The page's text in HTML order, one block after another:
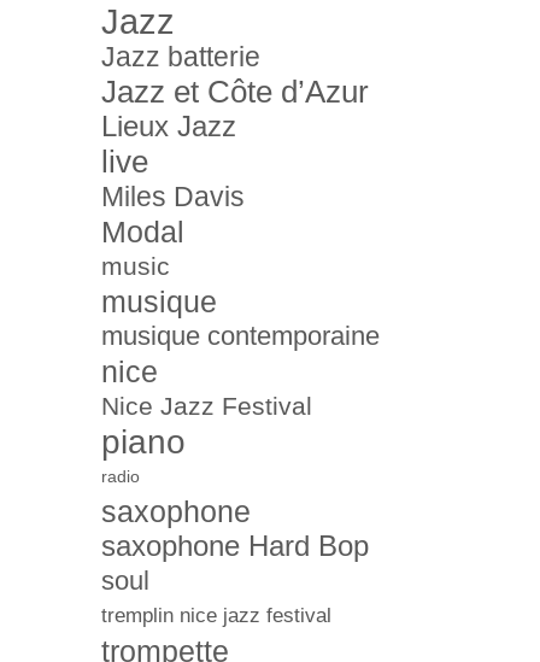
Jazz
Jazz batterie
Jazz et Côte d’Azur
Lieux Jazz
live
Miles Davis
Modal
music
musique
musique contemporaine
nice
Nice Jazz Festival
piano
radio
saxophone
saxophone Hard Bop
soul
tremplin nice jazz festival
trompette